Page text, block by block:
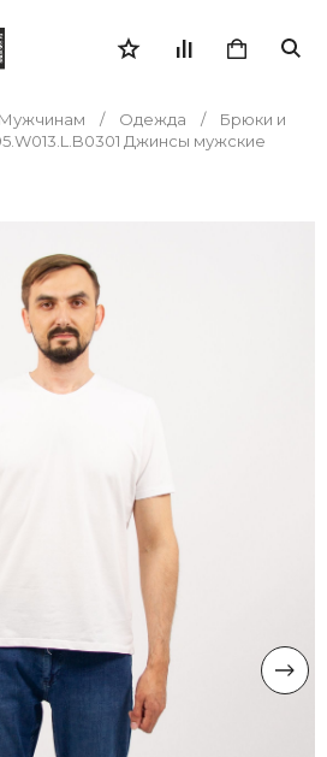
Мужчинам Одежда
Брюки и
Джинсы мужские